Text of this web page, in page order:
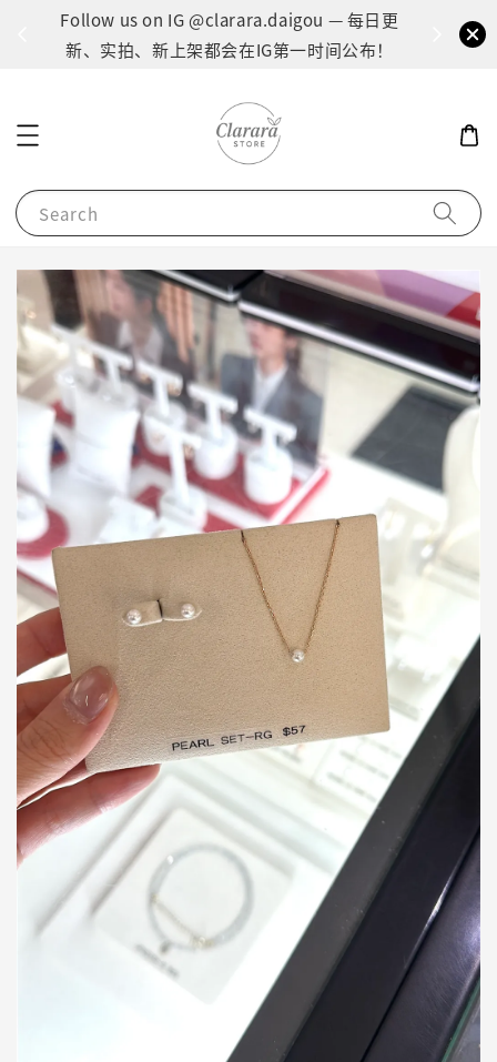
Follow us on IG @clarara.daigou — 每日更
新、实拍、新上架都会在IG第一时间公布！
Search